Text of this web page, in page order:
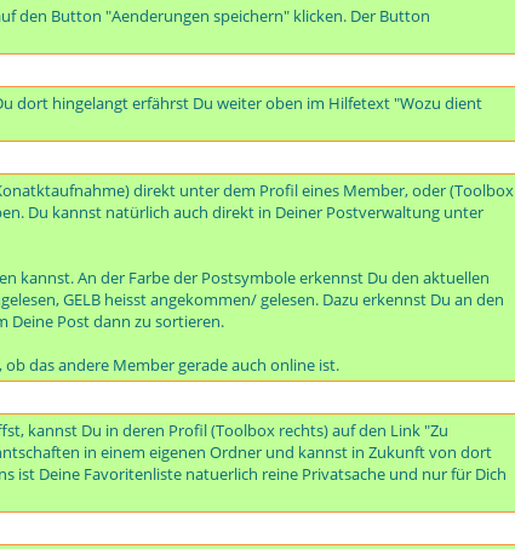
den Button "Aenderungen speichern" klicken. Der Button
dort hingelangt erfährst Du weiter oben im Hilfetext "Wozu dient
direkt unter dem Profil eines Member, oder (Toolbox
Du kannst natürlich auch direkt in Deiner Postverwaltung unter
kannst. An der Farbe der Postsymbole erkennst Du den aktuellen
GELB heisst angekommen/ gelesen. Dazu erkennst Du an den
Deine Post dann zu sortieren.
das andere Member gerade auch online ist.
kannst Du in deren Profil (Toolbox rechts) auf den Link "Zu
in einem eigenen Ordner und kannst in Zukunft von dort
ist Deine Favoritenliste natuerlich reine Privatsache und nur für Dich